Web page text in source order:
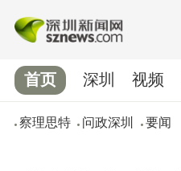
首页
察理思特 问政深圳 要闻
深圳 视频